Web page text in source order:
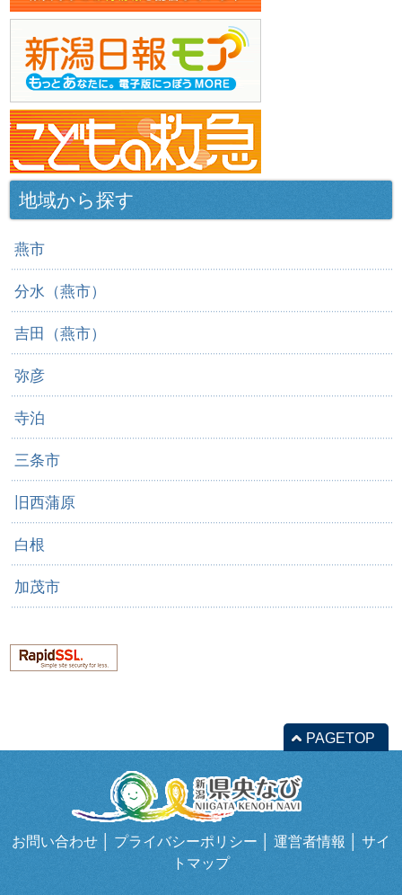
地域から探す
燕市
分水（燕市）
吉田（燕市）
弥彦
寺泊
三条市
旧西蒲原
白根
加茂市
PAGETOP
お問い合わせ プライバシーポリシー 運営者情報
サイ
トマップ